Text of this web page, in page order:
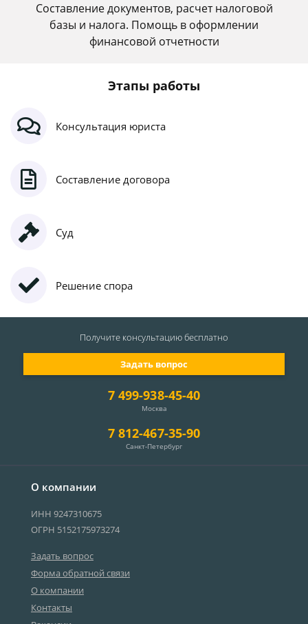
Составление документов, расчет налоговой
базы и налога. Помощь в оформлении
финансовой отчетности
Этапы работы
Консультация юриста
Составление договора
Суд
Решение спора
О компании
ИНН 9247310675
ОГРН 5152175973274
Задать вопрос
Форма обратной связи
О компании
Контакты
7 499-938-45-40
Москва
7 812-467-35-90
Санкт-Петербург
Задать вопрос
Получите консультациюбесплатно